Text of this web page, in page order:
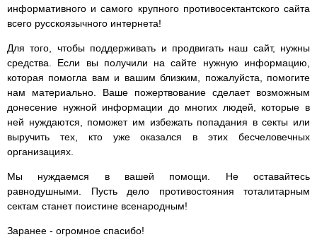
информативного и самого крупного противосектантского сайта
всего русскоязычного интернета!
Для того, чтобы поддерживать и продвигать наш сайт, нужны
средства. Если вы получили на сайте нужную информацию,
которая помогла вам и вашим близким, пожалуйста, помогите
нам материально. Ваше пожертвование сделает возможным
донесение нужной информации до многих людей, которые в
ней нуждаются, поможет им избежать попадания в секты или
выручить тех, кто уже оказался в этих бесчеловечных
организациях.
Мы нуждаемся в вашей помощи. Не оставайтесь
равнодушными. Пусть дело противостояния тоталитарным
сектам станет поистине всенародным!
Заранее - огромное спасибо!